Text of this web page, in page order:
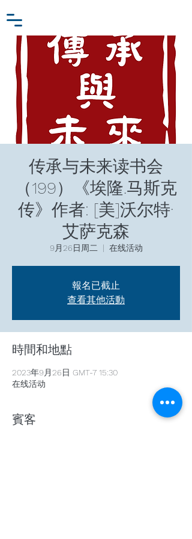
传承与未来读书会
（199）《埃隆.马斯克
传》作者: [美]沃尔特·
艾萨克森
9月26日周二
  |
在线活动
報名已截止
查看其他活動
時間和地點
2023年9月26日 GMT-7 15:30
在线活动
賓客